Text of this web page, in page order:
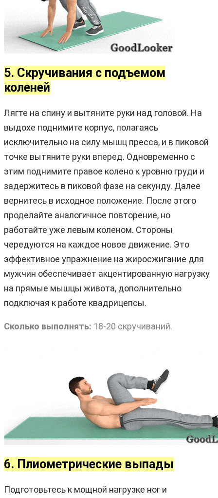
5. Скручивания с подъемом
коленей
Лягте на спину и вытяните руки над головой. На
выдохе поднимите корпус, полагаясь
исключительно на силу мышц пресса, и в пиковой
точке вытяните руки вперед. Одновременно с
этим поднимите правое колено к уровню груди и
задержитесь в пиковой фазе на секунду. Далее
вернитесь в исходное положение. После этого
проделайте аналогичное повторение, но
работайте уже левым коленом. Стороны
чередуются на каждое новое движение. Это
эффективное упражнение на жиросжигание для
мужчин обеспечивает акцентированную нагрузку
на прямые мышцы живота, дополнительно
подключая к работе квадрицепсы.
Сколько выполнять: 18-20 скручиваний.
6. Плиометрические выпады
Подготовьтесь к мощной нагрузке ног и